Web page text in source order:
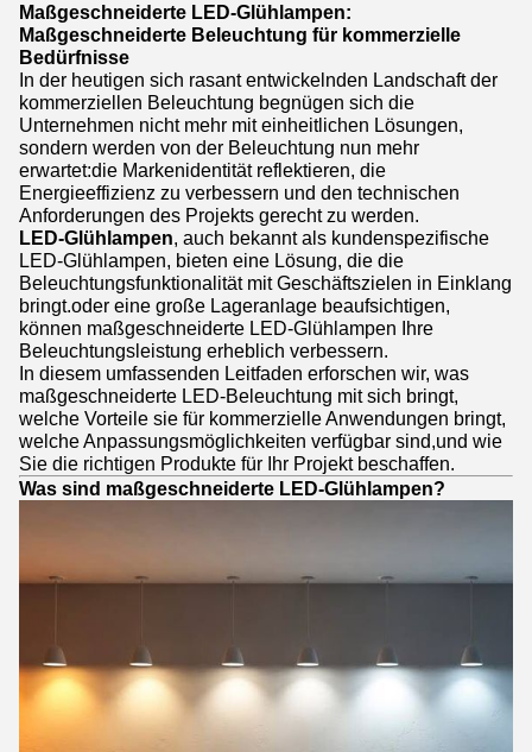
Maßgeschneiderte LED-Glühlampen:
Maßgeschneiderte Beleuchtung für kommerzielle
Bedürfnisse
In der heutigen sich rasant entwickelnden Landschaft der
kommerziellen Beleuchtung begnügen sich die
Unternehmen nicht mehr mit einheitlichen Lösungen,
sondern werden von der Beleuchtung nun mehr
erwartet:die Markenidentität reflektieren, die
Energieeffizienz zu verbessern und den technischen
Anforderungen des Projekts gerecht zu werden.
LED-Glühlampen, auch bekannt als kundenspezifische
LED-Glühlampen, bieten eine Lösung, die die
Beleuchtungsfunktionalität mit Geschäftszielen in Einklang
bringt.oder eine große Lageranlage beaufsichtigen,
können maßgeschneiderte LED-Glühlampen Ihre
Beleuchtungsleistung erheblich verbessern.
In diesem umfassenden Leitfaden erforschen wir, was
maßgeschneiderte LED-Beleuchtung mit sich bringt,
welche Vorteile sie für kommerzielle Anwendungen bringt,
welche Anpassungsmöglichkeiten verfügbar sind,und wie
Sie die richtigen Produkte für Ihr Projekt beschaffen.
Was sind maßgeschneiderte LED-Glühlampen?